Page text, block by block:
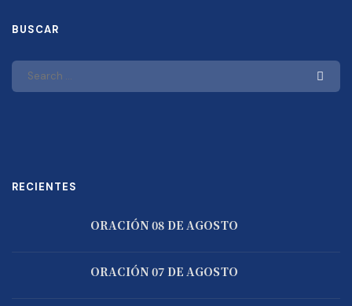
BUSCAR
RECIENTES
ORACIÓN 08 DE AGOSTO
ORACIÓN 07 DE AGOSTO